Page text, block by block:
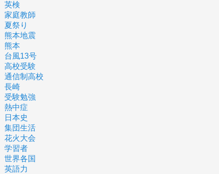
英検
家庭教師
夏祭り
熊本地震
熊本
台風13号
高校受験
通信制高校
長崎
受験勉強
熱中症
日本史
集団生活
花火大会
学習者
世界各国
英語力